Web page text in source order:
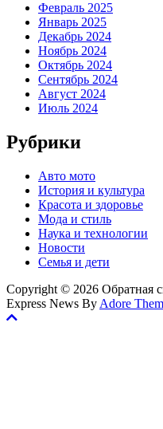
Февраль 2025
Январь 2025
Декабрь 2024
Ноябрь 2024
Октябрь 2024
Сентябрь 2024
Август 2024
Июль 2024
Рубрики
Авто мото
История и культура
Красота и здоровье
Мода и стиль
Наука и технологии
Новости
Семья и дети
Copyright © 2026 Обратная
Express News By Adore